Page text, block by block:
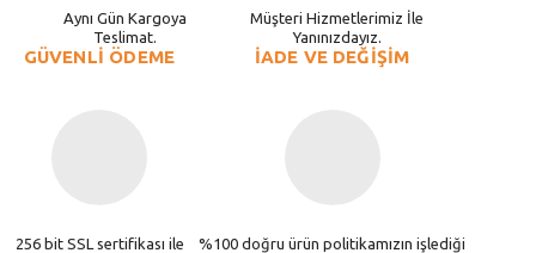
Aynı Gün Kargoya
Teslimat.
Müşteri Hizmetlerimiz İle
Yanınızdayız.
GÜVENLİ ÖDEME
256 bit SSL sertifikası ile
İADE VE DEĞİŞİM
%100 doğru ürün politikamızın işlediği